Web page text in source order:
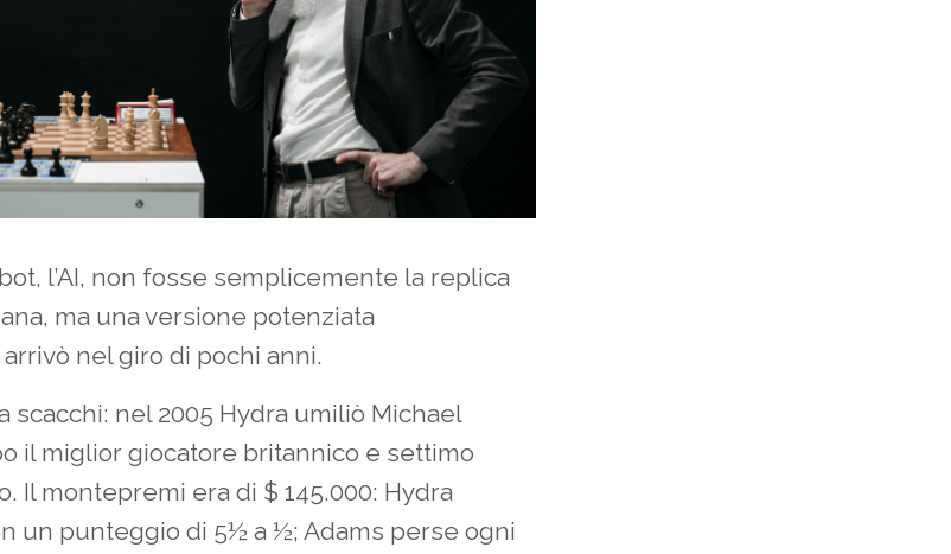
l’AI, non fosse semplicemente la replica
ma una versione potenziata
nel giro di pochi anni.
scacchi: nel 2005 Hydra umiliò Michael
il miglior giocatore britannico e settimo
Il montepremi era di $ 145.000: Hydra
un punteggio di 5½ a ½; Adams perse ogni